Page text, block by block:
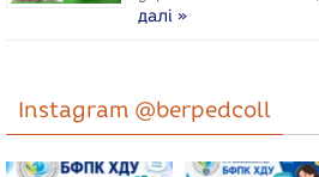
далі »
Instagram @berpedcoll